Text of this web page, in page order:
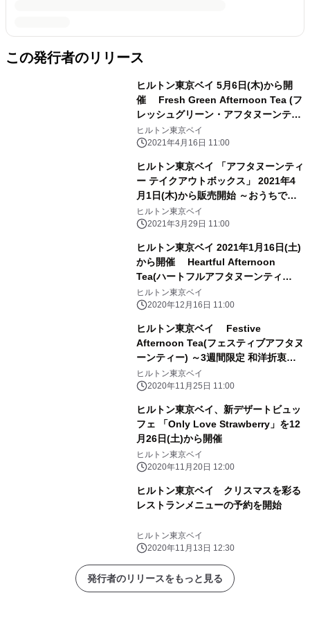
この発行者のリリース
ヒルトン東京ベイ 5月6日(木)から開
催 Fresh Green Afternoon Tea (フ
レッシュグリーン・アフタヌーンティ
ー) ～初夏の陽気が漂う新緑の季節
を楽しんで～
ヒルトン東京ベイ
2021年4月16日 11:00
ヒルトン東京ベイ 「アフタヌーンティ
ー テイクアウトボックス」 2021年4
月1日(木)から販売開始 ～おうちで過
ごす優雅なティータイムを～
ヒルトン東京ベイ
2021年3月29日 11:00
ヒルトン東京ベイ 2021年1月16日(土)
から開催 Heartful Afternoon
Tea(ハートフルアフタヌーンティ
ー) ～シェフの想いがつまった、い
ちご尽くしのメニュー～
ヒルトン東京ベイ
2020年12月16日 11:00
ヒルトン東京ベイ Festive
Afternoon Tea(フェスティブアフタヌ
ーンティー) ～3週間限定 和洋折衷お
祝いメニュー 12月26日(土)から開催～
ヒルトン東京ベイ
2020年11月25日 11:00
ヒルトン東京ベイ、新デザートビュッ
フェ 「Only Love Strawberry」を12
月26日(土)から開催
ヒルトン東京ベイ
2020年11月20日 12:00
ヒルトン東京ベイ クリスマスを彩る
レストランメニューの予約を開始
ヒルトン東京ベイ
2020年11月13日 12:30
発行者のリリースをもっと見る